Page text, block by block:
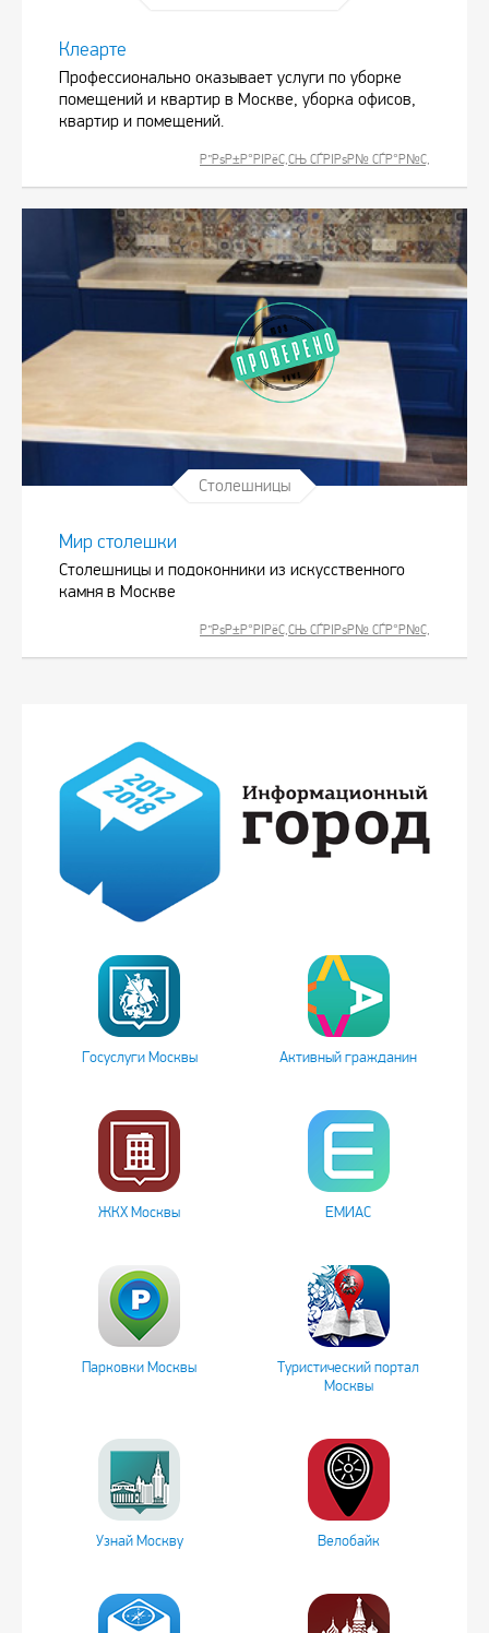
Клеарте
Профессионально оказывает услуги по уборке
помещений и квартир в Москве, уборка офисов,
квартир и помещений.
Р”РѕР±Р°РІРёС‚СЊ СЃРІРѕР№ СЃР°Р№С‚
Столешницы
Мир столешки
Столешницы и подоконники из искусственного
камня в Москве
Р”РѕР±Р°РІРёС‚СЊ СЃРІРѕР№ СЃР°Р№С‚
Госуслуги Москвы Активный гражданин
ЖКХ Москвы ЕМИАС
Парковки Москвы
Туристический портал
Москвы
Узнай Москву Велобайк